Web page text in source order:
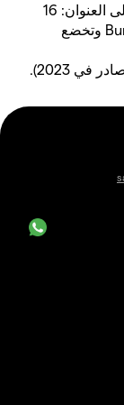
لمجموعة IG ومقرها هاميلتون في برمودا على العنوان: 16
Burnaby Street, Hamilton HM11, Bermuda وتخضع
في 2023).